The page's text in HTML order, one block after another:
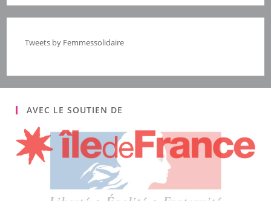
Tweets by Femmessolidaire
AVEC LE SOUTIEN DE